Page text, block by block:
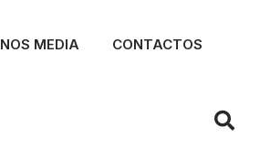
NOS MEDIA CONTACTOS